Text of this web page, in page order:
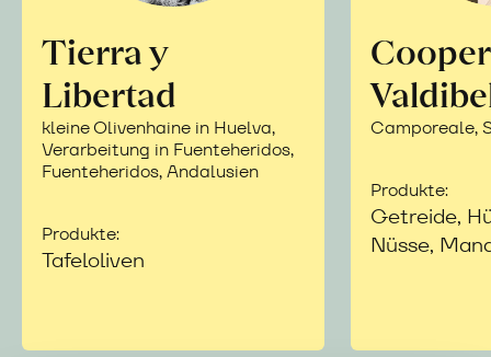
Tierra y
Libertad
kleine Olivenhaine in Huelva,
Verarbeitung in Fuenteheridos,
Fuenteheridos, Andalusien
Produkte:
Tafeloliven
Camporeale,
Produkte:
Getreide,
Nüsse,